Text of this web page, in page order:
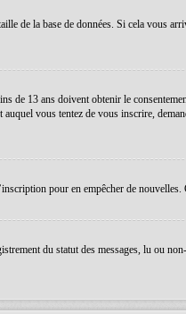
de la base de données. Si cela vous
de 13 ans doivent obtenir le
vous tentez de vous inscrire,
pour en empêcher de nouvelles.
du statut des messages, lu ou